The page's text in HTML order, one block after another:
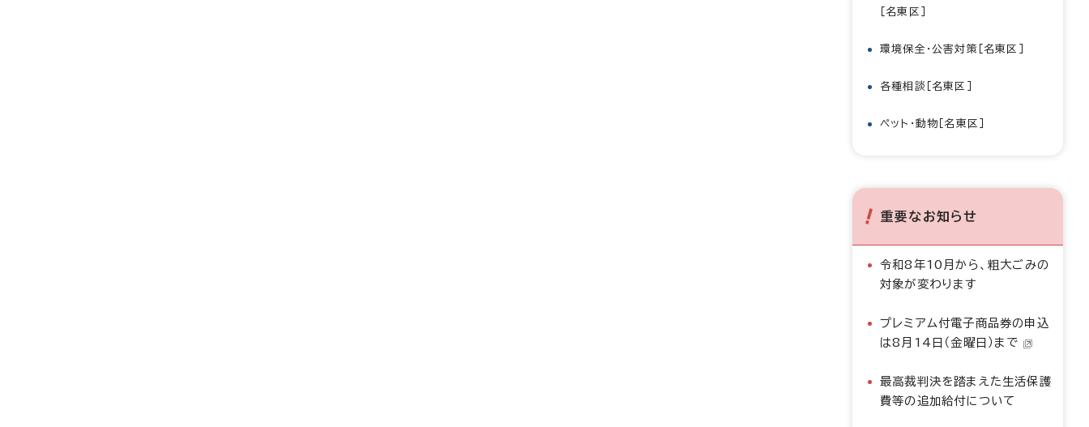
［名東区］
環境保全・公害対策［名東区］
各種相談［名東区］
ペット・動物［名東区］
重要なお知らせ
令和8年10月から、粗大ごみの
対象が変わります
プレミアム付電子商品券の申込
は8月14日（金曜日）まで
最高裁判決を踏まえた生活保護
費等の追加給付について